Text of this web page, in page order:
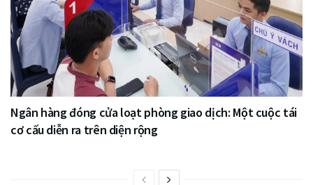
Ngân hàng đóng cửa loạt phòng giao dịch: Một cuộc tái
cơ cấu diễn ra trên diện rộng